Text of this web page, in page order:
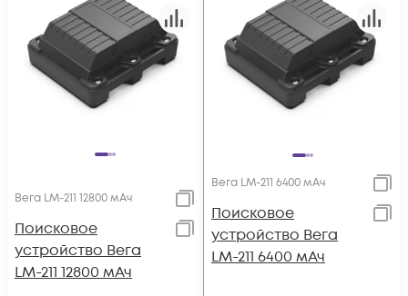
Вега LM-211 12800 мАч
Поисковое
устройство Вега
LM-211 12800 мАч
Вега LM-211 6400 мАч
Поисковое
устройство Вега
LM-211 6400 мАч